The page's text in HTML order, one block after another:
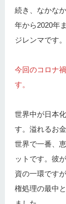
続き、なかな
年から2020年
ジレンマです。
今回のコロナ
す。
世界中が日本
す。溢れるお
世界で一番、
ットです。彼
資の一環です
権処理の最中